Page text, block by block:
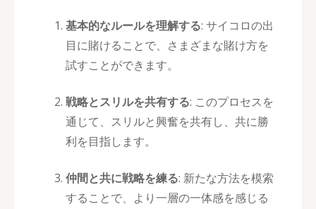
基本的なルールを理解する: サイコロの出
目に賭けることで、さまざまな賭け方を
試すことができます。
戦略とスリルを共有する: このプロセスを
通じて、スリルと興奮を共有し、共に勝
利を目指します。
仲間と共に戦略を練る: 新たな方法を模索
することで、より一層の一体感を感じる